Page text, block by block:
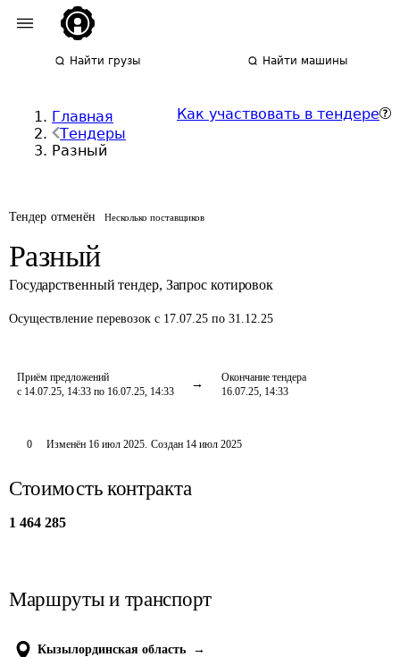
Найти грузы Найти машины
Главная
Тендеры
Разный
Как участвовать в тендере
Тендер отменён Несколько поставщиков
Разный
Государственный тендер, Запрос котировок
Осуществление перевозок с 17.07.25 по 31.12.25
Приём предложений
с 14.07.25, 14:33 по 16.07.25, 14:33
Окончание тендера
16.07.25, 14:33
0 Изменён 16 июл 2025. Создан 14 июл 2025
Стоимость контракта
1 464 285
Маршруты и транспорт
Кызылординская область
→